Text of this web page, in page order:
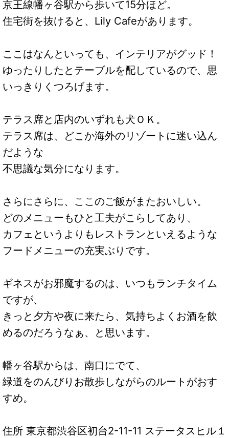
京王線幡ヶ谷駅から歩いて15分ほど。
住宅街を抜けると、Lily Cafeがあります。
ここはなんといっても、インテリアがグッド！
ゆったりしたとテーブルを配しているので、思
いっきりくつろげます。
テラス席と店内のいずれも犬ＯＫ。
テラス席は、どこか海外のリゾートに迷い込ん
だような
不思議な気分になります。
さらにさらに、ここのご飯がまたおいしい。
どのメニューもひと工夫がこらしてあり、
カフェというよりもレストランといえるような
フードメニューの充実ぶりです。
ギネスがお邪魔するのは、いつもランチタイム
ですが、
きっと夕方や夜に来たら、気持ちよくお酒を飲
めるのだろうなぁ、と思います。
幡ヶ谷駅からは、南口にでて、
緑道をのんびりお散歩しながらのルートがおす
すめ。
住所 東京都渋谷区初台2-11-11 ステータスヒル１